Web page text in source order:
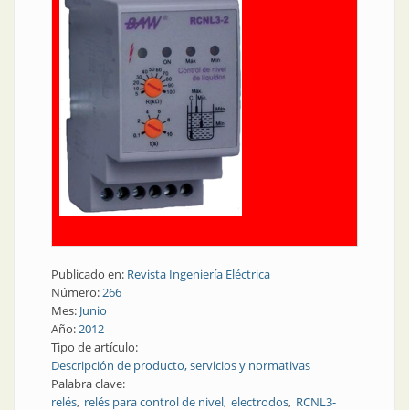
Publicado en: Revista Ingeniería Eléctrica
Número:266
Mes: Junio
Año:2012
Tipo de artículo:
Descripción de producto, servicios y normativas
Palabra clave:
relés relés para control de nivel electrodos RCNL3-